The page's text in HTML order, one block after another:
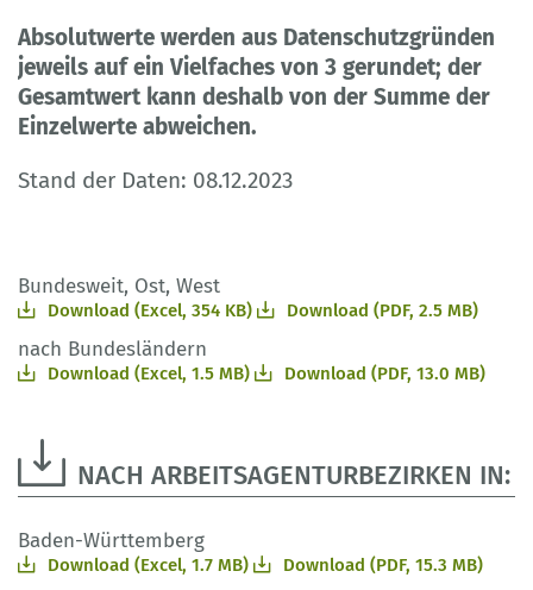
Absolutwerte werden aus Datenschutzgründen
jeweils auf ein Vielfaches von 3 gerundet; der
Gesamtwert kann deshalb von der Summe der
Einzelwerte abweichen.
Stand der Daten: 08.12.2023
Bundesweit, Ost, West
Download (Excel, 354 KB) Download (PDF, 2.5 MB)
nach Bundesländern
Download (Excel, 1.5 MB) Download (PDF, 13.0 MB)
NACH ARBEITSAGENTURBEZIRKEN IN:
Baden-Württemberg
Download (Excel, 1.7 MB) Download (PDF, 15.3 MB)